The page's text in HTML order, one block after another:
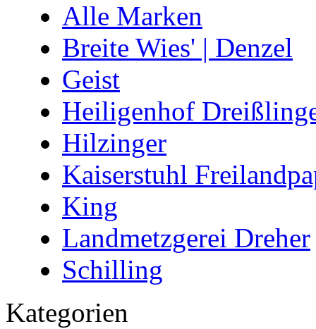
Alle Marken
Breite Wies' | Denzel
Geist
Heiligenhof
Hilzinger
Kaiserstuhl
King
Landmetzgerei Dreher
Schilling
Kategorien